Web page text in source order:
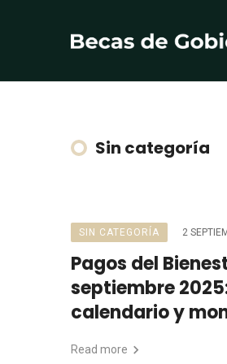
Sin categoría
SIN CATEGORÍA 2
Pagos del
septiembre
calendario y
Read more